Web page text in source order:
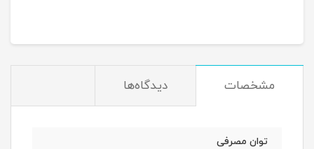
مشخصات دیدگاه‌ها
توان مصرفی